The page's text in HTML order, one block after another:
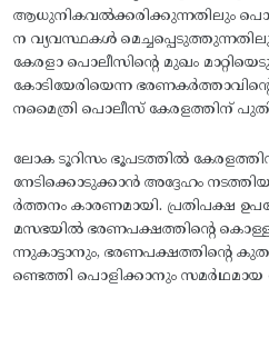
ആധുനികവല്‍ക്കരിക്കുന്നതിലും
ന വ്യവസ്ഥകള്‍
കേരളാ പൊലീസിന്റെ മുഖം
കോടിയേരിയെന്ന
നമൈത്രി പൊലീസ്‌ കേരളത്തിന്‌
ലോക ടൂറിസം ഭൂപടത്തില്‍
നേടിക്കൊടുക്കാന്‍ അദ്ദേഹം
ര്‍ത്തനം കാരണമായി. പ്രതിപക്ഷ
മസഭയില്‍ ഭരണപക്ഷത്തിന്റെ
ന്നുകാട്ടാനും, ഭരണപക്ഷത്തിന്റെ
ണ്ടെത്തി പൊളിക്കാനും സമര്‍ഥമായ